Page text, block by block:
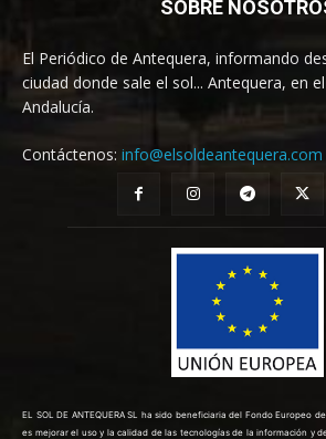
SOBRE
El Periódico de Antequera, informando
ciudad donde sale el sol... Antequera, en
Andalucía.
Contáctenos: info@elsoldeantequera.com
EL SOL DE ANTEQUERA SL ha sido beneficiaria del Fondo Europeo
es mejorar el uso y la calidad de las tecnologías de la información y